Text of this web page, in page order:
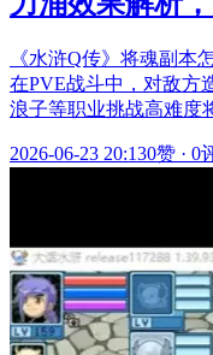
《水浒Q传》将魂副本
在PVE战斗中，对敌方
浪子等职业挑战高难度
2026-06-23 20:130赞 · 0